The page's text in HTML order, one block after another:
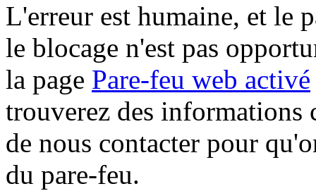
L'erreur est humaine, et le
le blocage n'est pas
la page Pare-feu web activé
trouverez des informations
de nous contacter pour
du pare-feu.